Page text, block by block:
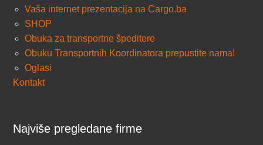
Vaša internet prezentacija na Cargo.ba
SHOP
Obuka za transportne špeditere
Obuku Transportnih Koordinatora prepustite nama!
Oglasi
Kontakt
Najviše pregledane firme